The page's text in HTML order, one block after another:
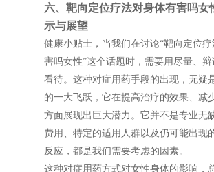
六、靶向定位疗法对身体有害吗女
示与展望
健康小贴士，当我们在讨论“靶向定位
害吗女性”这个话题时，需要用尽量、
看待。这种对症用药手段的出现，无疑
的一大飞跃，它在提高治疗的效果、减
方面展现出巨大潜力。它并不是专业无
费用、特定的适用人群以及仍可能出现
反应，都是我们需要考虑的因素。
这种对症用药方式对女性身体的影响，